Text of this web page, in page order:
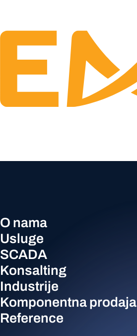
O nama
Usluge
SCADA
Konsalting
Industrije
Komponentna prodaja
Reference